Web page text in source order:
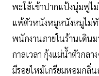
พะโล้เข้าปากแป้งนุ่มฟูไ
แพ้ตัวหนังหมูหนังหมูไม่
พนักงานภายในร้านเดิน
กาลเวลา กุ้งแม่น้ำตัวกลา
มีรอยไหม้เกรียมหอมกลิ่